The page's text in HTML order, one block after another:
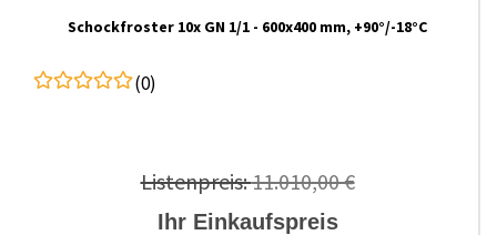
Schockfroster 10x GN 1/1 - 600x400 mm, +90°/-18°C
(0)
Listenpreis:11.010,00 €
Ihr Einkaufspreis